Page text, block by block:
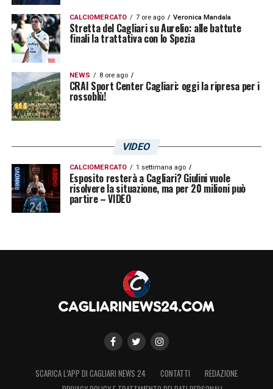
CALCIOMERCATO 7 ore ago Veronica Mandala
Stretta del Cagliari su Aurelio: alle battute
finali la trattativa con lo Spezia
NEWS 8 ore ago
CRAI Sport Center Cagliari: oggi la ripresa per i
rossoblù!
VIDEO
CALCIOMERCATO 1 settimana ago
Esposito resterà a Cagliari? Giulini vuole
risolvere la situazione, ma per 20 milioni può
partire – VIDEO
SCARICA L’APP DI CAGLIARI NEWS 24 CONTATTI
REDAZIONE